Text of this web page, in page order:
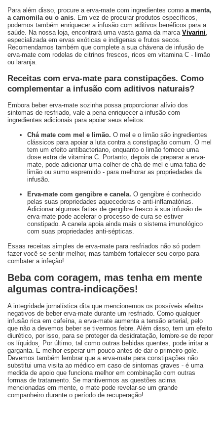
Para além disso, procure a erva-mate com ingredientes como a menta,
a camomila ou o anis. Em vez de procurar produtos específicos,
podemos também enriquecer a infusão com aditivos benéficos para a
saúde. Na nossa loja, encontrará uma vasta gama da marca Vivarini,
especializada em ervas exóticas e indígenas e frutos secos.
Recomendamos também que complete a sua chávena de infusão de
erva-mate com rodelas de citrinos frescos, ricos em vitamina C - limão
ou laranja.
Receitas com erva-mate para constipações. Como
complementar a infusão com aditivos naturais?
Embora beber erva-mate sozinha possa proporcionar alívio dos
sintomas de resfriado, vale a pena enriquecer a infusão com
ingredientes adicionais para apoiar seus efeitos:
Chá mate com mel e limão. O mel e o limão são ingredientes
clássicos para apoiar a luta contra a constipação comum. O mel
tem um efeito antibacteriano, enquanto o limão fornece uma
dose extra de vitamina C. Portanto, depois de preparar a erva-
mate, pode adicionar uma colher de chá de mel e uma fatia de
limão ou sumo espremido - para melhorar as propriedades da
infusão.
Erva-mate com gengibre e canela. O gengibre é conhecido
pelas suas propriedades aquecedoras e anti-inflamatórias.
Adicionar algumas fatias de gengibre fresco à sua infusão de
erva-mate pode acelerar o processo de cura se estiver
constipado. A canela apoia ainda mais o sistema imunológico
com suas propriedades anti-sépticas.
Essas receitas simples de erva-mate para resfriados não só podem
fazer você se sentir melhor, mas também fortalecer seu corpo para
combater a infeção!
Beba com coragem, mas tenha em mente
algumas contra-indicações!
A integridade jornalística dita que mencionemos os possíveis efeitos
negativos de beber erva-mate durante um resfriado. Como qualquer
infusão rica em cafeína, a erva-mate aumenta a tensão arterial, pelo
que não a devemos beber se tivermos febre. Além disso, tem um efeito
diurético, por isso, para se proteger da desidratação, lembre-se de repor
os líquidos. Por último, tal como outras bebidas quentes, pode irritar a
garganta. É melhor esperar um pouco antes de dar o primeiro gole.
Devemos também lembrar que a erva-mate para constipações não
substitui uma visita ao médico em caso de sintomas graves - é uma
medida de apoio que funciona melhor em combinação com outras
formas de tratamento. Se mantivermos as questões acima
mencionadas em mente, o mate pode revelar-se um grande
companheiro durante o período de recuperação!